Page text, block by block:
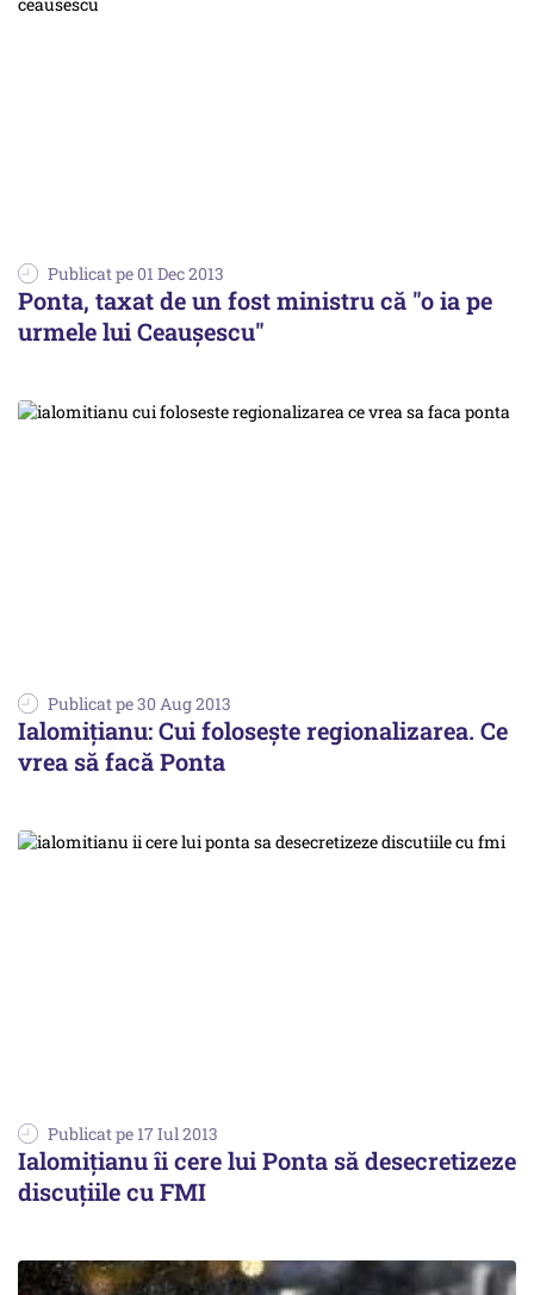
Publicat pe 01 Dec 2013
Ponta, taxat de un fost ministru că "o ia pe
urmele lui Ceaușescu"
Publicat pe 30 Aug 2013
Ialomițianu: Cui folosește regionalizarea. Ce
vrea să facă Ponta
Publicat pe 17 Iul 2013
Ialomițianu îi cere lui Ponta să desecretizeze
discuțiile cu FMI